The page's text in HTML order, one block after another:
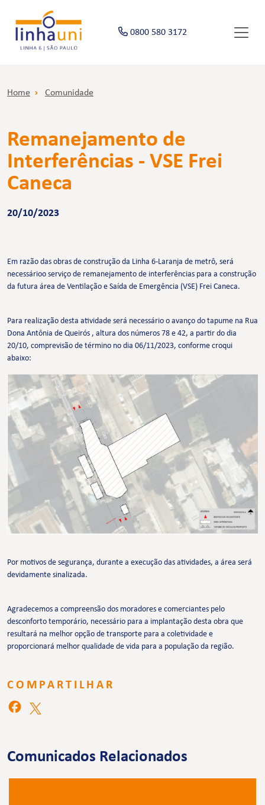
0800 580 3172
Home Comunidade
Remanejamento de
Interferências - VSE Frei
Caneca
20/10/2023
Em razão das obras de construção da Linha 6-Laranja de metrô, será
necessárioo serviço de remanejamento de interferências para a construção
da futura área de Ventilação e Saída de Emergência (VSE) Frei Caneca.
Para realização desta atividade será necessário o avanço do tapume na Rua
Dona Antônia de Queirós , altura dos números 78 e 42, a partir do dia
20/10, comprevisão de término no dia 06/11/2023, conforme croqui
abaixo:
Por motivos de segurança, durante a execução das atividades, a área será
devidamente sinalizada.
Agradecemos a compreensão dos moradores e comerciantes pelo
desconforto temporário, necessário para a implantação desta obra que
resultará na melhor opção de transporte para a coletividade e
proporcionará melhor qualidade de vida para a população da região.
COMPARTILHAR
Comunicados Relacionados